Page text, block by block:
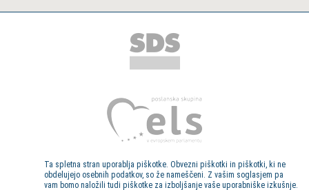
Ta spletna stran uporablja piškotke. Obvezni piškotki in piškotki, ki ne
obdelujejo osebnih podatkov, so že nameščeni. Z vašim soglasjem pa
vam bomo naložili tudi piškotke za izboljšanje vaše uporabniške izkušnje.